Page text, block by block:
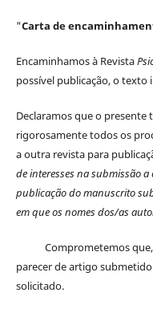
"Carta de
Encaminhamos à Revista
possível publicação, o texto
Declaramos que o
rigorosamente todos os
a outra revista para
de interesses na submissão
publicação do manuscrito
em que os nomes dos/as
Comprometemos que,
parecer de artigo
solicitado.